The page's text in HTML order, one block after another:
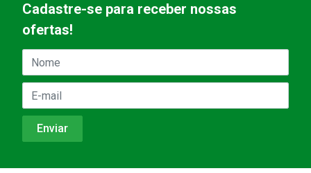
Cadastre-se para receber nossas
ofertas!